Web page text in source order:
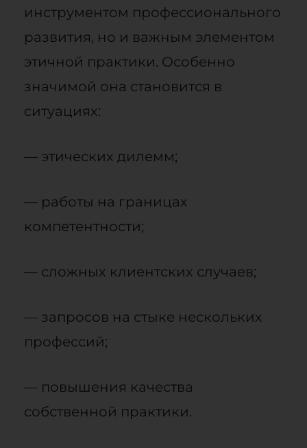
инструментом профессионального
развития, но и важным элементом
этичной практики. Особенно
значимой она становится в
ситуациях:
— этических дилемм;
— работы на границах
компетентности;
— сложных клиентских случаев;
— запросов на стыке нескольких
профессий;
— повышения качества
собственной практики.